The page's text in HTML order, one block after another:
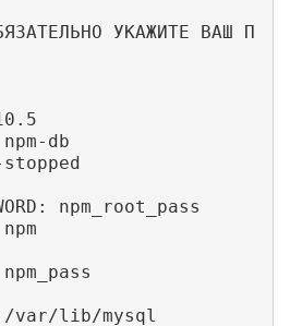
УКАЖИТЕ ВАШ П
db
npm_root_pass
npm_pass
var/lib/mysql